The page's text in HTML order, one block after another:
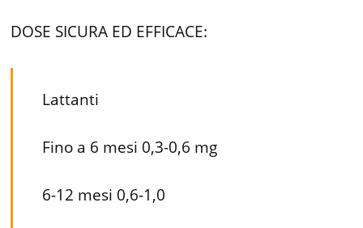
DOSE SICURA ED EFFICACE:
Lattanti
Fino a 6 mesi 0,3-0,6 mg
6-12 mesi 0,6-1,0